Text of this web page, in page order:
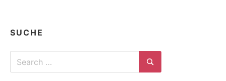
SUCHE
Search
for:
Search